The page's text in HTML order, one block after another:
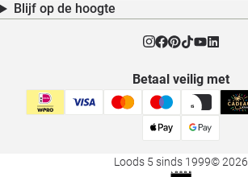
Blijf op de hoogte
Betaal veilig met
Loods 5 sinds 1999© 2026